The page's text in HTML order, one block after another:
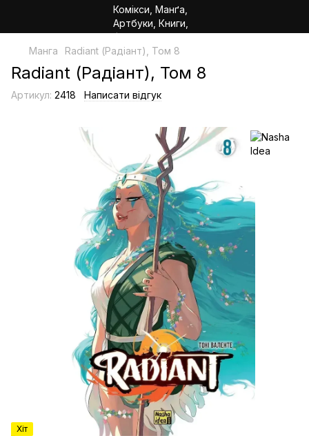
Манга Radiant (Радіант), Том 8
Radiant (Радіант), Том 8
Артикул: 2418 Написати відгук
Хіт